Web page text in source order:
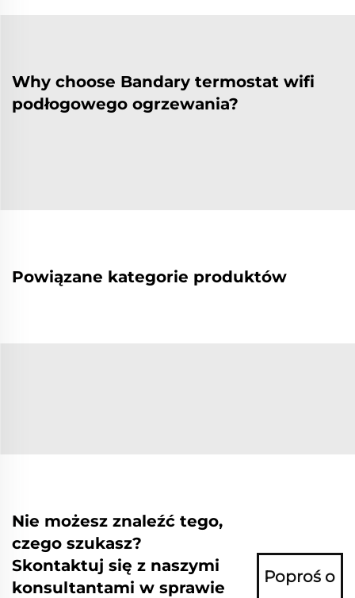
Why choose Bandary termostat wifi
podłogowego ogrzewania?
Powiązane kategorie produktów
Nie możesz znaleźć tego,
czego szukasz?
Skontaktuj się z naszymi
konsultantami w sprawie
Poproś o